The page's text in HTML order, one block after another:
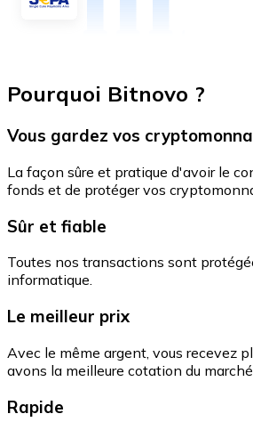
Pourquoi Bitnovo ?
Vous gardez vos
La façon sûre et pratique d'avoir le
fonds et de protéger vos
Sûr et fiable
Toutes nos transactions sont
informatique.
Le meilleur prix
Avec le même argent, vous recevez
avons la meilleure cotation du marché.
Rapide